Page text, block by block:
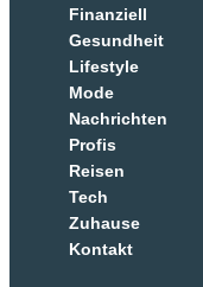
Finanziell
Gesundheit
Lifestyle
Mode
Nachrichten
Profis
Reisen
Tech
Zuhause
Kontakt